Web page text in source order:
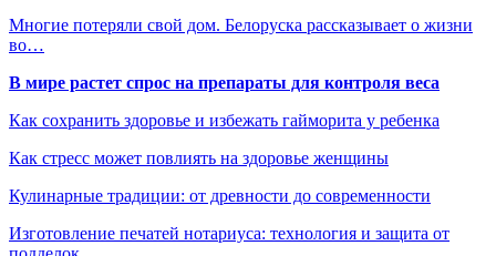
Многие потеряли свой дом. Белоруска рассказывает о жизни
во…
В мире растет спрос на препараты для контроля веса
Как сохранить здоровье и избежать гайморита у ребенка
Как стресс может повлиять на здоровье женщины
Кулинарные традиции: от древности до современности
Изготовление печатей нотариуса: технология и защита от